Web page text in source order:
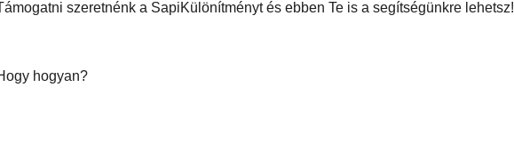
szeretnénk a SapiKülönítményt és ebben Te is a segítségünkre lehetsz!
hogyan?